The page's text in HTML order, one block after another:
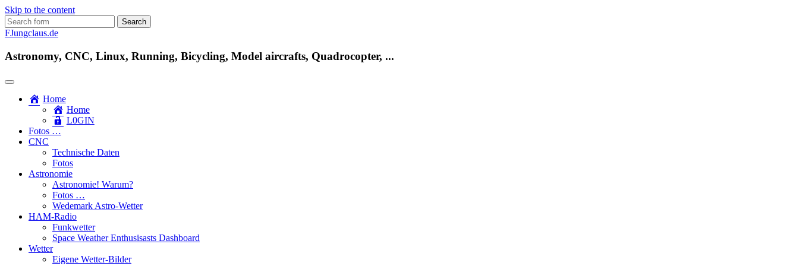
Skip to the content
Search
for:
FJungclaus.de
Astronomy, CNC, Linux, Running, Bicycling, Model aircrafts, Quadrocopter, ...
Home
Home
L​0​​GIN
Fotos …
CNC
Technische Daten
Fotos
Astronomie
Astronomie! Warum?
Fotos …
Wedemark Astro-Wetter
HAM-Radio
Funkwetter
Space Weather Enthusisasts Dashboard
Wetter
Eigene Wetter-Bilder